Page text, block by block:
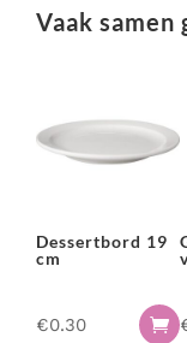
Vaak samen
Dessertbord 19
cm
€0.30 